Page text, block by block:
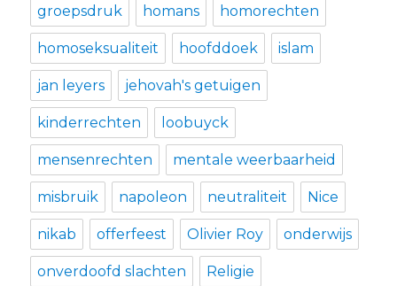
groepsdruk homans homorechten
homoseksualiteit hoofddoek islam
jan leyers jehovah's getuigen
kinderrechten loobuyck
mensenrechten mentale weerbaarheid
misbruik napoleon neutraliteit Nice
nikab offerfeest Olivier Roy onderwijs
onverdoofd slachten Religie